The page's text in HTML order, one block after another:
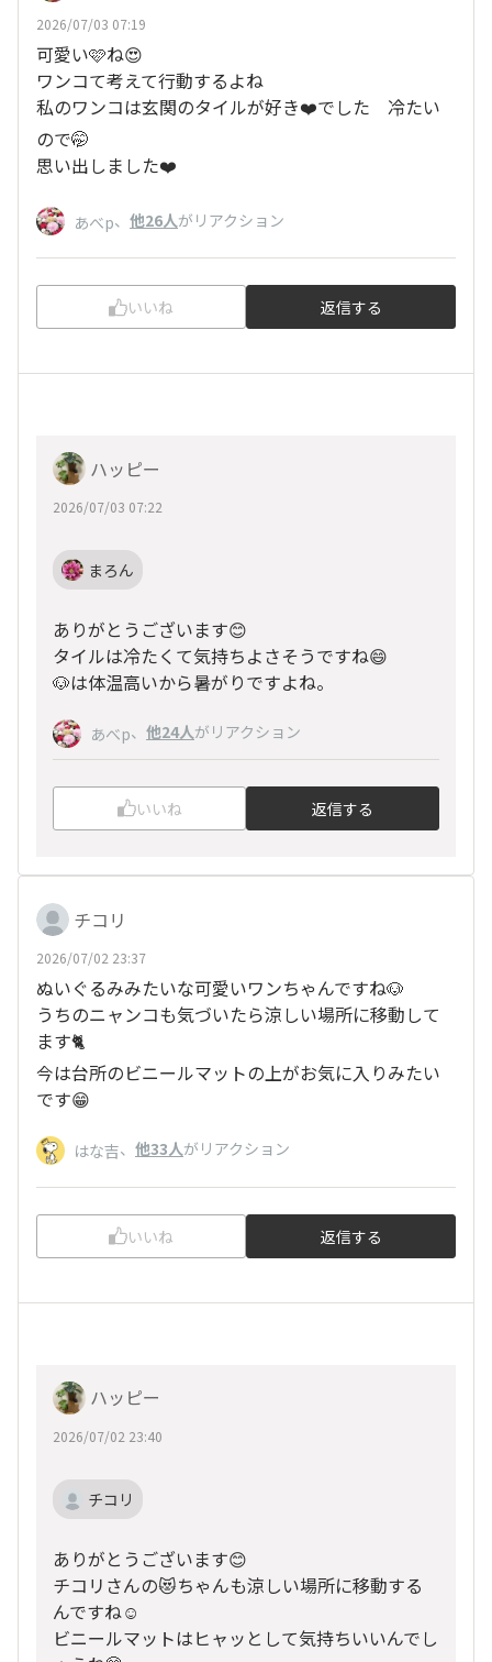
2026/07/03 07:19
可愛い🩷ね😍
ワンコて考えて行動するよね
私のワンコは玄関のタイルが好き❤️でした 冷たい
ので🤭
思い出しました❤️
あべp、 他26人がリアクション
いいね 返信する
ハッピー
2026/07/03 07:22
まろん
ありがとうございます😊
タイルは冷たくて気持ちよさそうですね😄
🐶は体温高いから暑がりですよね。
あべp、 他24人がリアクション
いいね 返信する
チコリ
2026/07/02 23:37
ぬいぐるみみたいな可愛いワンちゃんですね🐶
うちのニャンコも気づいたら涼しい場所に移動して
ます🐈
今は台所のビニールマットの上がお気に入りみたい
です😁
はな吉、 他33人がリアクション
いいね 返信する
ハッピー
2026/07/02 23:40
チコリ
ありがとうございます😊
チコリさんの😻ちゃんも涼しい場所に移動する
んですね☺️
ビニールマットはヒャッとして気持ちいいんでし